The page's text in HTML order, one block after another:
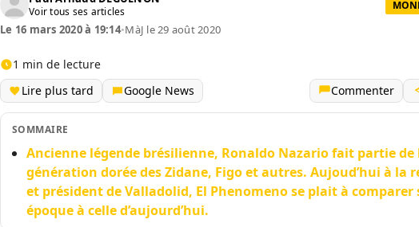
Voir tous ses articles
Le 16 mars 2020 à 19:14•MàJ le 29 août 2020
1 min de lecture
Lire plus tard
Google News Commenter
SOMMAIRE
Ancienne légende brésilienne, Ronaldo Nazario fait partie de
génération dorée des Zidane, Figo et autres. Aujoud’hui à la
et président de Valladolid, El Phenomeno se plait à comparer
époque à celle d’aujourd’hui.